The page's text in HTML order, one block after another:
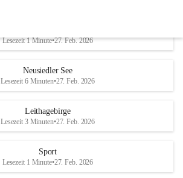
Lesezeit 1 Minute•27. Feb. 2026
Neusiedler See
Lesezeit 6 Minuten•27. Feb. 2026
Leithagebirge
Lesezeit 3 Minuten•27. Feb. 2026
Sport
Lesezeit 1 Minute•27. Feb. 2026